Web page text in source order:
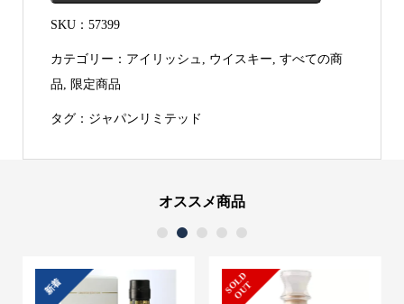
SKU： 57399
カテゴリー： アイリッシュ ウイスキー すべての商
品
限定商品
タグ： ジャパンリミテッド
オススメ商品
新着 S
O
L
D
O
U
T
1 2 3 4 5